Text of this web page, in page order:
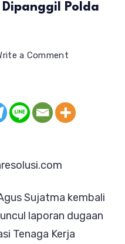
Polda
a Commenton
AD-
Panjang,
Agus
Sujatma
Sujatma kembali
laporan dugaan
Tenaga Kerja